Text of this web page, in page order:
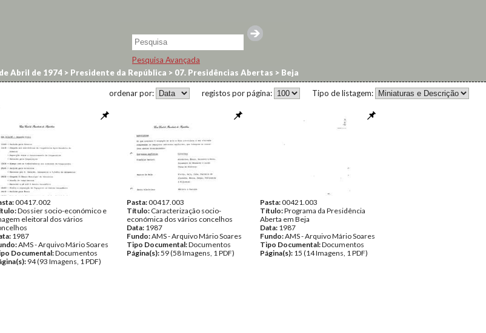
Pesquisa Avançada
Abril de 1974 > Presidente da República > 07. Presidências Abertas > Beja
Tipo de listagem:
registos por página:
ordenar por:
00417.002
Dossier socio-económico e
eleitoral dos vários
1987
AMS - Arquivo Mário Soares
Documental:Documentos
94 (93 Imagens, 1 PDF)
Pasta:00417.003
Título: Caracterização socio-
económica dos vários concelhos
Data: 1987
Fundo:AMS - Arquivo Mário Soares
Tipo Documental:Documentos
Página(s):59 (58 Imagens, 1 PDF)
Pasta:00421.003
Título:Programa da Presidência
Aberta em Beja
Data: 1987
Fundo:AMS - Arquivo Mário Soares
Tipo Documental:Documentos
Página(s): 15 (14 Imagens, 1 PDF)